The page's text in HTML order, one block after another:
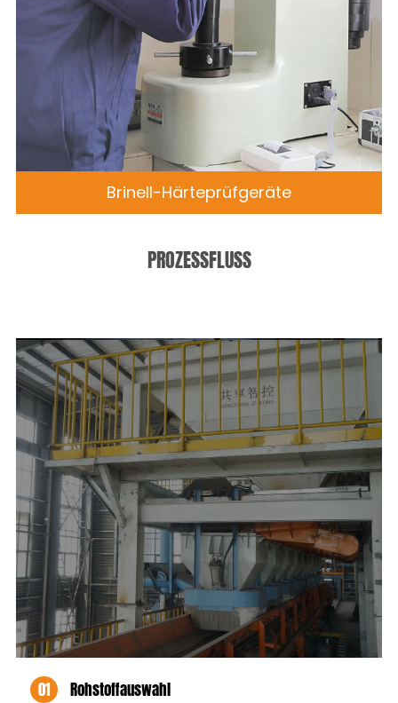
Brinell-Härteprüfgeräte
PROZESSFLUSS
01 Rohstoffauswahl